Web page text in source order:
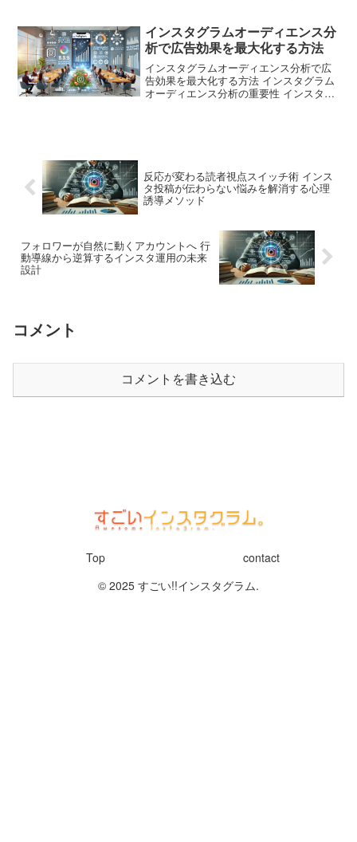
インスタグラムオーディエンス分
析で広告効果を最大化する方法
インスタグラムオーディエンス分析で広
告効果を最大化する方法 インスタグラム
オーディエンス分析の重要性 インスタグ
反応が変わる読者視点スイッチ術 インス
タ投稿が伝わらない悩みを解消する心理
誘導メソッド
フォロワーが自然に動くアカウントへ 行
動導線から逆算するインスタ運用の未来
設計
コメント
コメントを書き込む
Top
contact
© 2025 すごい!!インスタグラム.